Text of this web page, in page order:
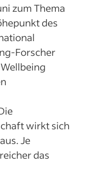
zum Thema
des
Forscher
wirkt sich
Je
das